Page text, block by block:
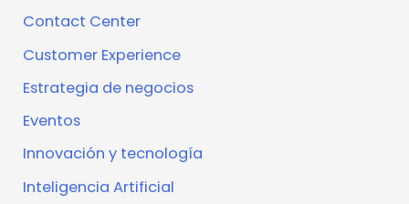
Contact Center
Customer Experience
Estrategia de negocios
Eventos
Innovación y tecnología
Inteligencia Artificial